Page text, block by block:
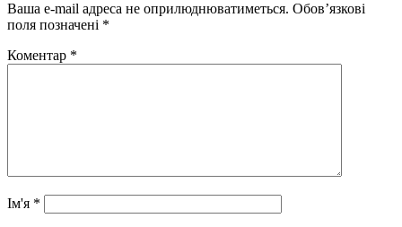
Ваша e-mail адреса не оприлюднюватиметься. Обов’язкові
поля позначені *
Коментар *
Ім'я *